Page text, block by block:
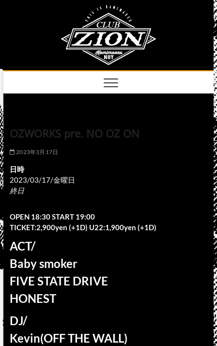
OZWORKS pre. NO OZ ON
2023年3月17日
日時
2023/03/17/金曜日
終日
OPEN 18:30 START 19:00
TICKET:2,900yen (+1D) U22:1,900yen (+1D)
ACT/
Baby smoker
FIVE STATE DRIVE
HONEST
DJ/
Kevin(OFF THE WALL)